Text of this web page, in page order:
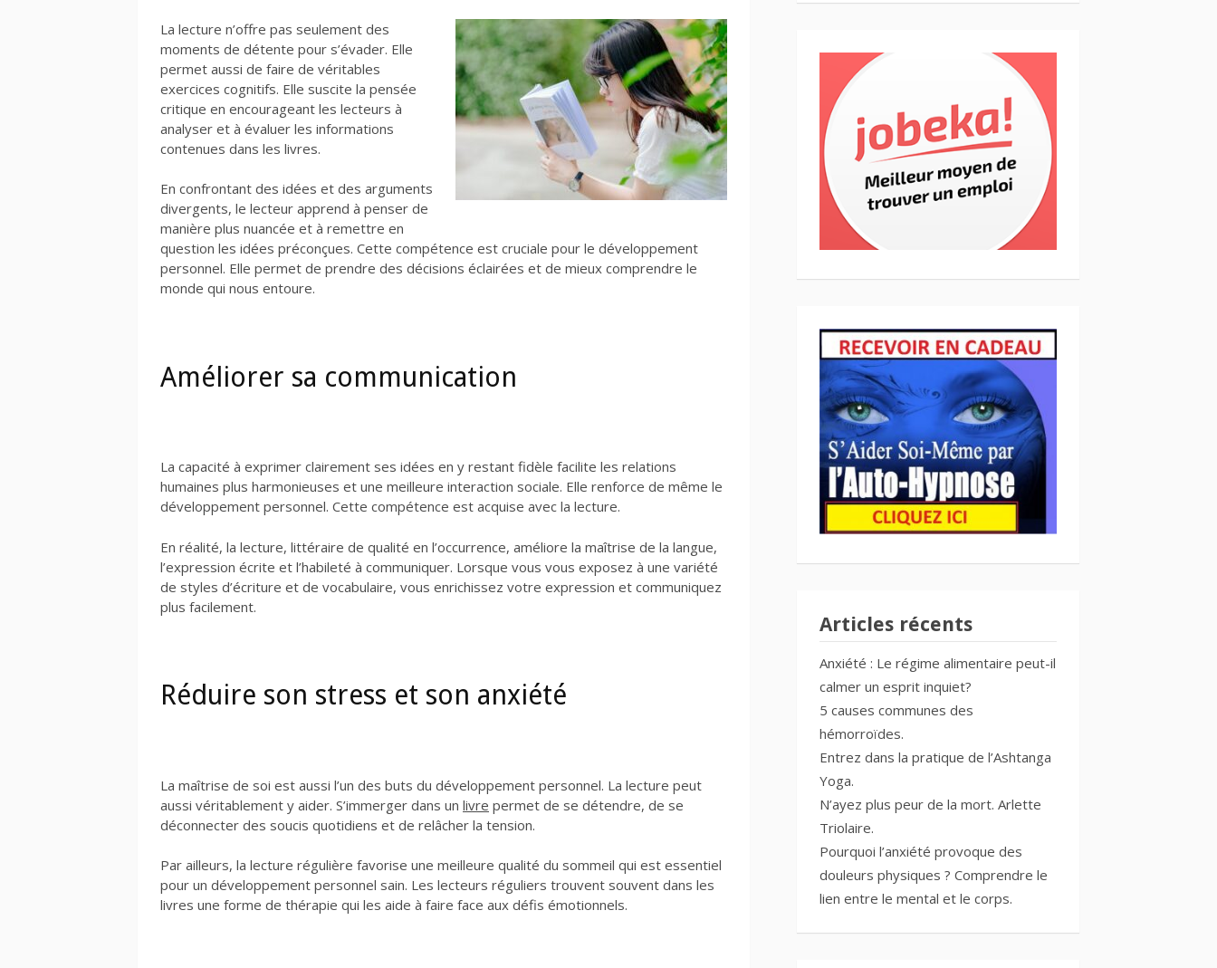
La lecture n’offre pas seulement des
moments de détente pour s’évader. Elle
permet aussi de faire de véritables
exercices cognitifs. Elle suscite la pensée
critique en encourageant les lecteurs à
analyser et à évaluer les informations
contenues dans les livres.
En confrontant des idées et des arguments
divergents, le lecteur apprend à penser de
manière plus nuancée et à remettre en
question les idées préconçues. Cette compétence est cruciale pour le développement
personnel. Elle permet de prendre des décisions éclairées et de mieux comprendre le
monde qui nous entoure.
Améliorer sa communication
La capacité à exprimer clairement ses idées en y restant fidèle facilite les relations
humaines plus harmonieuses et une meilleure interaction sociale. Elle renforce de même le
développement personnel. Cette compétence est acquise avec la lecture.
En réalité, la lecture, littéraire de qualité en l’occurrence, améliore la maîtrise de la langue,
l’expression écrite et l’habileté à communiquer. Lorsque vous vous exposez à une variété
de styles d’écriture et de vocabulaire, vous enrichissez votre expression et communiquez
plus facilement.
Réduire son stress et son anxiété
La maîtrise de soi est aussi l’un des buts du développement personnel. La lecture peut
aussi véritablement y aider. S’immerger dans un livre permet de se détendre, de se
déconnecter des soucis quotidiens et de relâcher la tension.
Par ailleurs, la lecture régulière favorise une meilleure qualité du sommeil qui est essentiel
pour un développement personnel sain. Les lecteurs réguliers trouvent souvent dans les
livres une forme de thérapie qui les aide à faire face aux défis émotionnels.
Articles récents
Anxiété : Le régime alimentaire peut-il
calmer un esprit inquiet?
5 causes communes des
hémorroïdes.
Entrez dans la pratique de l’Ashtanga
Yoga.
N’ayez plus peur de la mort. Arlette
Triolaire.
Pourquoi l’anxiété provoque des
douleurs physiques ? Comprendre le
lien entre le mental et le corps.